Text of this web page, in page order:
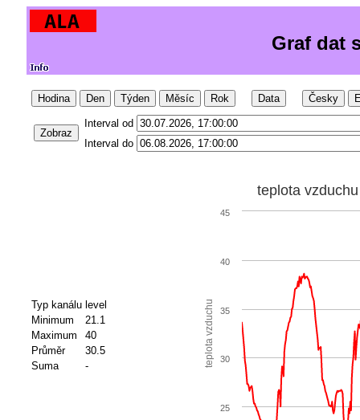
Graf dat
Hodina Den Týden Měsíc Rok Data Česky
Zobraz
Interval od
Interval do
Typ kanálu level
Minimum
21.1
Maximum
40
Průměr
30.5
Suma
- teplota vzduchu
teplota vzduchu
25
30
35
40
45